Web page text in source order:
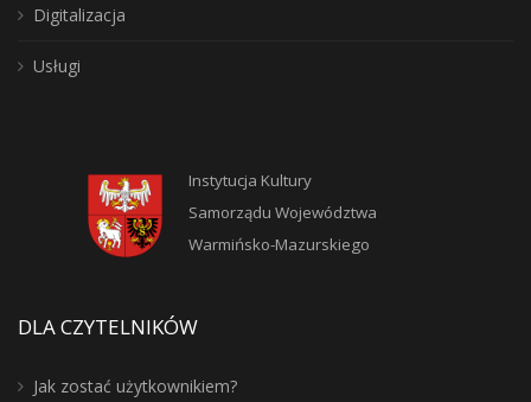
Digitalizacja
Usługi
Instytucja Kultury
Samorządu Województwa
Warmińsko-Mazurskiego
DLA CZYTELNIKÓW
Jak zostać użytkownikiem?